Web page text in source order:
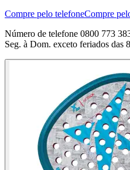
Compre pelo telefoneCompre
Número de telefone 0800 773
Seg. à Dom. exceto feriados das